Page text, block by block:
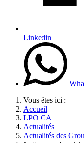
Linkedin
Vous êtes ici :
Accueil
LPO CA
Actualités
Actualités des